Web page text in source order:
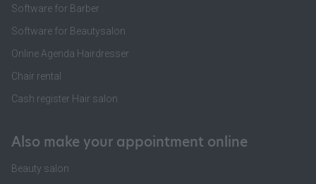
Software for Barber
Software for Beautysalon
Online Agenda Hairdresser
Chair rental
Cash register Hair salon
Also make your appointment online
Beauty salon